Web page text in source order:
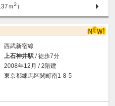
ｍ2 ）
西武新宿線
上石神井駅 / 徒歩7分
2008年12月 / 2階建
東京都練馬区関町南1-8-5